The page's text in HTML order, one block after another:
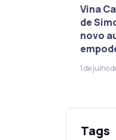
Vina
de
novo
1 de julho
Tags